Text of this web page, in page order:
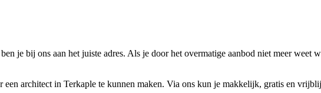
je bij ons aan het juiste adres. Als je door het overmatige aanbod niet meer weet
architect in Terkaple te kunnen maken. Via ons kun je makkelijk, gratis en